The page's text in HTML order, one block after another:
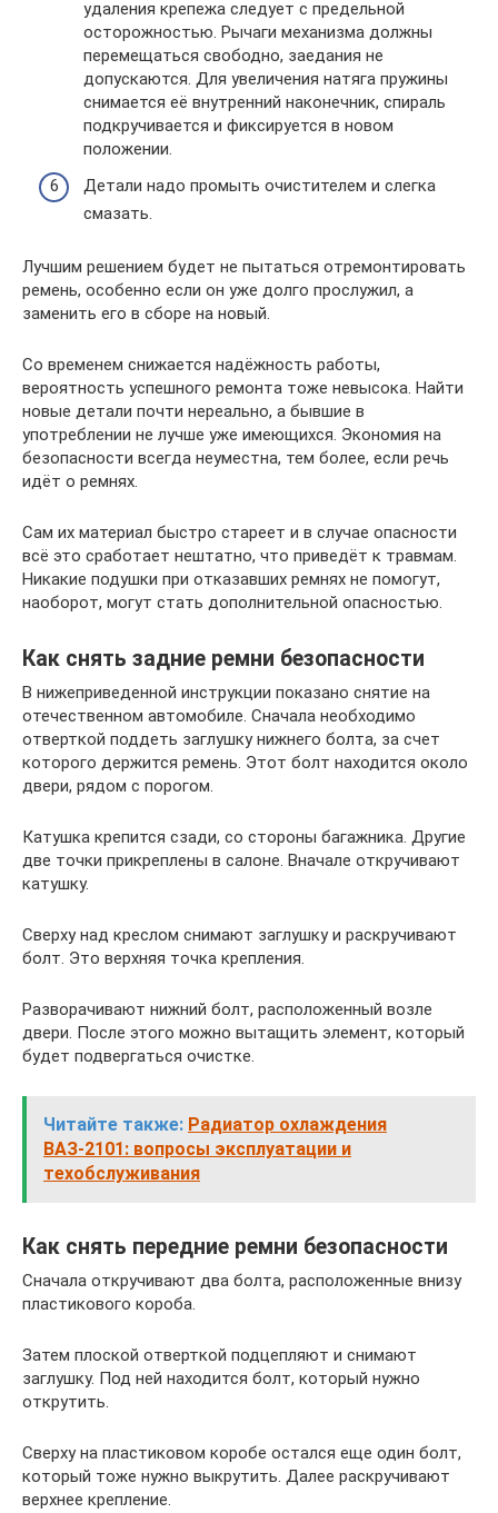
удаления крепежа следует с предельной
осторожностью. Рычаги механизма должны
перемещаться свободно, заедания не
допускаются. Для увеличения натяга пружины
снимается её внутренний наконечник, спираль
подкручивается и фиксируется в новом
положении.
Детали надо промыть очистителем и слегка
смазать.
Лучшим решением будет не пытаться отремонтировать
ремень, особенно если он уже долго прослужил, а
заменить его в сборе на новый.
Со временем снижается надёжность работы,
вероятность успешного ремонта тоже невысока. Найти
новые детали почти нереально, а бывшие в
употреблении не лучше уже имеющихся. Экономия на
безопасности всегда неуместна, тем более, если речь
идёт о ремнях.
Сам их материал быстро стареет и в случае опасности
всё это сработает нештатно, что приведёт к травмам.
Никакие подушки при отказавших ремнях не помогут,
наоборот, могут стать дополнительной опасностью.
Как снять задние ремни безопасности
В нижеприведенной инструкции показано снятие на
отечественном автомобиле. Сначала необходимо
отверткой поддеть заглушку нижнего болта, за счет
которого держится ремень. Этот болт находится около
двери, рядом с порогом.
Катушка крепится сзади, со стороны багажника. Другие
две точки прикреплены в салоне. Вначале откручивают
катушку.
Сверху над креслом снимают заглушку и раскручивают
болт. Это верхняя точка крепления.
Разворачивают нижний болт, расположенный возле
двери. После этого можно вытащить элемент, который
будет подвергаться очистке.
Читайте также: Радиатор охлаждения
ВАЗ-2101: вопросы эксплуатации и
техобслуживания
Как снять передние ремни безопасности
Сначала откручивают два болта, расположенные внизу
пластикового короба.
Затем плоской отверткой подцепляют и снимают
заглушку. Под ней находится болт, который нужно
открутить.
Сверху на пластиковом коробе остался еще один болт,
который тоже нужно выкрутить. Далее раскручивают
верхнее крепление.